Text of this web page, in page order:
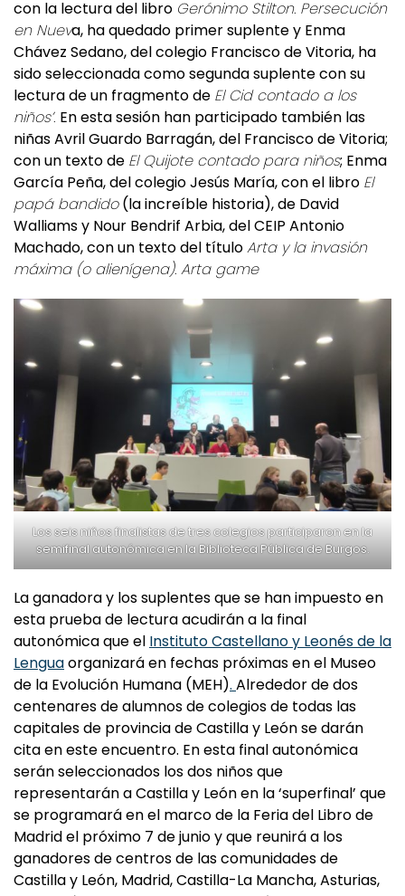
El niño Pablo Gómez Ruda, del colegio Jesús María,
con la lectura del libroGerónimo Stilton. Persecución
en Nueva, ha quedado primer suplente y Enma
Chávez Sedano, del colegio Francisco de Vitoria, ha
sido seleccionada como segunda suplente con su
lectura de un fragmento deEl Cid contado a los
niños’.En esta sesión han participado también las
niñas Avril Guardo Barragán, del Francisco de Vitoria;
con un texto deEl Quijote contado para niños; Enma
García Peña, del colegio Jesús María, con el libro
papá bandido(la increíble historia), de David
Walliams y Nour Bendrif Arbia, del CEIP Antonio
Machado, con un texto del títuloArta y la invasión
máxima (o alienígena). Arta game
Los seis niños finalistas de tres colegios participaron en la
semifinal autonómica en la Biblioteca Pública de Burgos.
La ganadora y los suplentes que se han impuesto en
esta prueba de lectura acudirán a la final
autonómica que elInstituto Castellano y Leonés de la
Lenguaorganizará en fechas próximas en el Museo
de la Evolución Humana (MEH).Alrededor de dos
centenares de alumnos de colegios de todas las
capitales de provincia de Castilla y León se darán
cita en este encuentro. En esta final autonómica
serán seleccionados los dos niños que
representarán a Castilla y León en la ‘superfinal’ que
se programará en el marco de la Feria del Libro de
Madrid el próximo 7 de junio y que reunirá a los
ganadores de centros de las comunidades de